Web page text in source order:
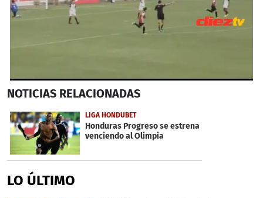
seconds
1
minute,
30
seconds
NOTICIAS RELACIONADAS
LIGA HONDUBET
Honduras Progreso se estrena
venciendo al Olimpia
LO ÚLTIMO